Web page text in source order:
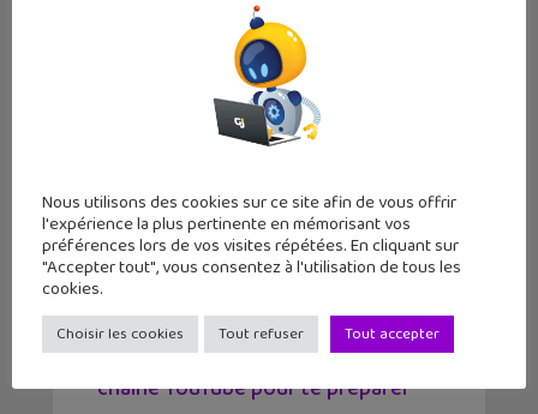
Bac de Français : deux sites et une
chaîne YouTube pour te préparer
Nous utilisons des cookies sur ce site afin de vous offrir
l'expérience la plus pertinente en mémorisant vos
préférences lors de vos visites répétées. En cliquant sur
"Accepter tout", vous consentez à l'utilisation de tous les
cookies.
Choisir les cookies Tout refuser Tout accepter